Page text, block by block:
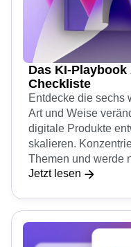
Das KI-Playbook
Checkliste
Entdecke die sechs
Art und Weise
digitale Produkte
skalieren.
Themen und werde
Jetzt lesen